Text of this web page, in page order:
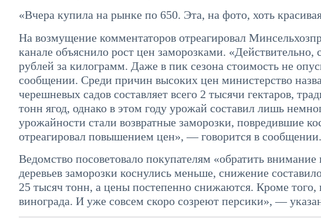
«Вчера купила на рынке по 650. Эта, на фото, хоть
На возмущение комментаторов отреагировал
канале объяснило рост цен заморозками. «Действительно,
рублей за килограмм. Даже в пик сезона стоимость не
сообщении. Среди причин высоких цен министерство
черешневых садов составляет всего 2 тысячи гектаров,
тонн ягод, однако в этом году урожай составил лишь
урожайности стали возвратные заморозки, повредившие
отреагировал повышением цен», — говорится в сообщении.
Ведомство посоветовало покупателям «обратить
деревьев заморозки коснулись меньше, снижение
25 тысяч тонн, а цены постепенно снижаются. Кроме
винограда. И уже совсем скоро созреют персики», —